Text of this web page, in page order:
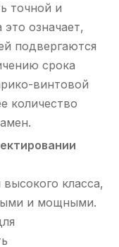
точной и
означает,
подвергаются
срока
винтовой
количество
класса,
и мощными.